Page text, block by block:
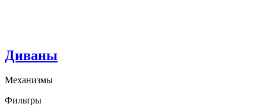
Диваны
Механизмы
Фильтры